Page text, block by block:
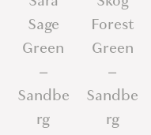
Sage
Green
–
Sandbe
rg
Forest
Green
–
Sandbe
rg